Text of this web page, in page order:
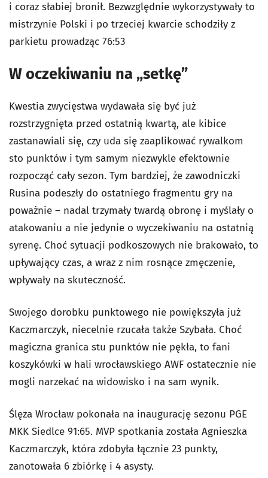
i coraz słabiej bronił. Bezwzględnie wykorzystywały to
mistrzynie Polski i po trzeciej kwarcie schodziły z
parkietu prowadząc 76:53
W oczekiwaniu na „setkę”
Kwestia zwycięstwa wydawała się być już
rozstrzygnięta przed ostatnią kwartą, ale kibice
zastanawiali się, czy uda się zaaplikować rywalkom
sto punktów i tym samym niezwykle efektownie
rozpocząć cały sezon. Tym bardziej, że zawodniczki
Rusina podeszły do ostatniego fragmentu gry na
poważnie – nadal trzymały twardą obronę i myślały o
atakowaniu a nie jedynie o wyczekiwaniu na ostatnią
syrenę. Choć sytuacji podkoszowych nie brakowało, to
upływający czas, a wraz z nim rosnące zmęczenie,
wpływały na skuteczność.
Swojego dorobku punktowego nie powiększyła już
Kaczmarczyk, niecelnie rzucała także Szybała. Choć
magiczna granica stu punktów nie pękła, to fani
koszykówki w hali wrocławskiego AWF ostatecznie nie
mogli narzekać na widowisko i na sam wynik.
Ślęza Wrocław pokonała na inaugurację sezonu PGE
MKK Siedlce 91:65. MVP spotkania została Agnieszka
Kaczmarczyk, która zdobyła łącznie 23 punkty,
zanotowała 6 zbiórkę i 4 asysty.